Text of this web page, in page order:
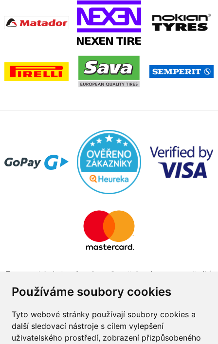
Používáme soubory cookies
Tyto webové stránky používají soubory cookies a
další sledovací nástroje s cílem vylepšení
uživatelského prostředí, zobrazení přizpůsobeného
Tento projekt byl realizován za finanční podpory z prostředků
obchodu v programu The Country for the Future